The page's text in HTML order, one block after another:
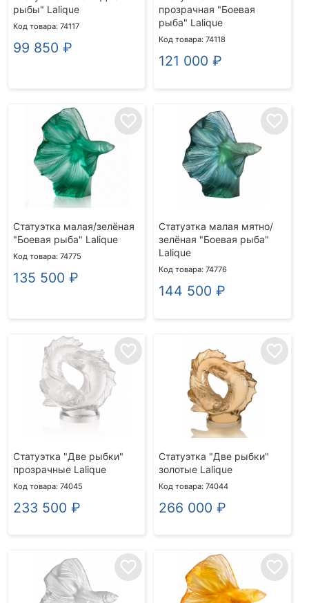
рыбы" Lalique
Код товара: 74117
99 850 ₽
прозрачная "Боевая
рыба" Lalique
Код товара: 74118
121 000 ₽
favorite_border
Статуэтка малая/зелёная
"Боевая рыба" Lalique
Код товара: 74775
135 500 ₽
favorite_border
Статуэтка малая мятно/
зелёная "Боевая рыба"
Lalique
Код товара: 74776
144 500 ₽
favorite_border
Статуэтка "Две рыбки"
прозрачные Lalique
Код товара: 74045
233 500 ₽
favorite_border
Статуэтка "Две рыбки"
золотые Lalique
Код товара: 74044
266 000 ₽
favorite_border favorite_border